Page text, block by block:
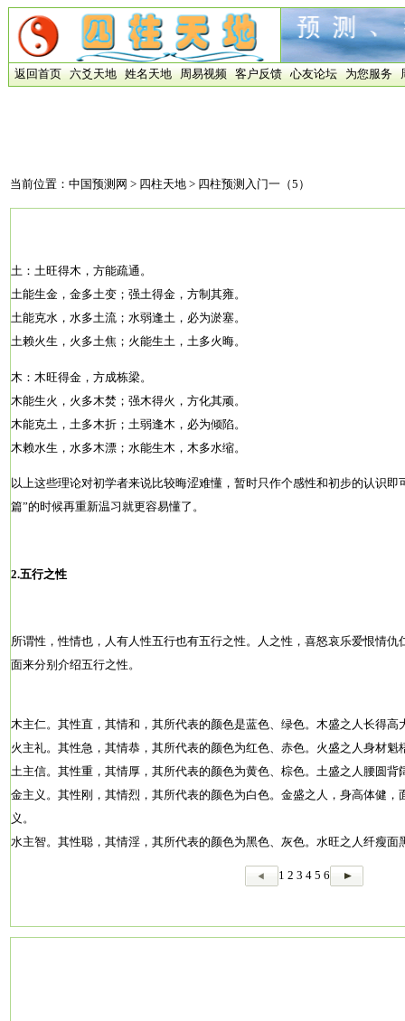
返回首页 六爻天地 姓名天地 周易视频 客户反馈 心友论坛 为您服务
当前位置： 中国预测网 > 四柱天地 > 四柱预测入门一（5）
土：土旺得木，方能疏通。
土能生金，金多土变；强土得金，方制其雍。
土能克水，水多土流；水弱逢土，必为淤塞。
土赖火生，火多土焦；火能生土，土多火晦。
木：木旺得金，方成栋梁。
木能生火，火多木焚；强木得火，方化其顽。
木能克土，土多木折；土弱逢木，必为倾陷。
木赖水生，水多木漂；水能生木，木多水缩。
以上这些理论对初学者来说比较晦涩难懂，暂时只作个感性和初步的认识即
篇”的时候再重新温习就更容易懂了。
2.五行之性
所谓性，性情也，人有人性五行也有五行之性。人之性，喜怒哀乐爱恨情
面来分别介绍五行之性。
木主仁。其性直，其情和，其所代表的颜色是蓝色、绿色。木盛之人长得高
火主礼。其性急，其情恭，其所代表的颜色为红色、赤色。火盛之人身材魁
土主信。其性重，其情厚，其所代表的颜色为黄色、棕色。土盛之人腰圆背
金主义。其性刚，其情烈，其所代表的颜色为白色。金盛之人，身高体健，
义。
水主智。其性聪，其情淫，其所代表的颜色为黑色、灰色。水旺之人纤瘦面
1 2 3 45 6